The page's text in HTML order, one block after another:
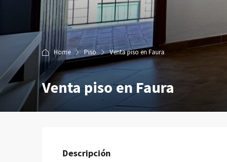
Home Piso Venta piso en Faura
Venta piso en Faura
Descripción